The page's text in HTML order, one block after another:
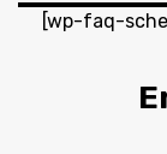
[wp-faq-